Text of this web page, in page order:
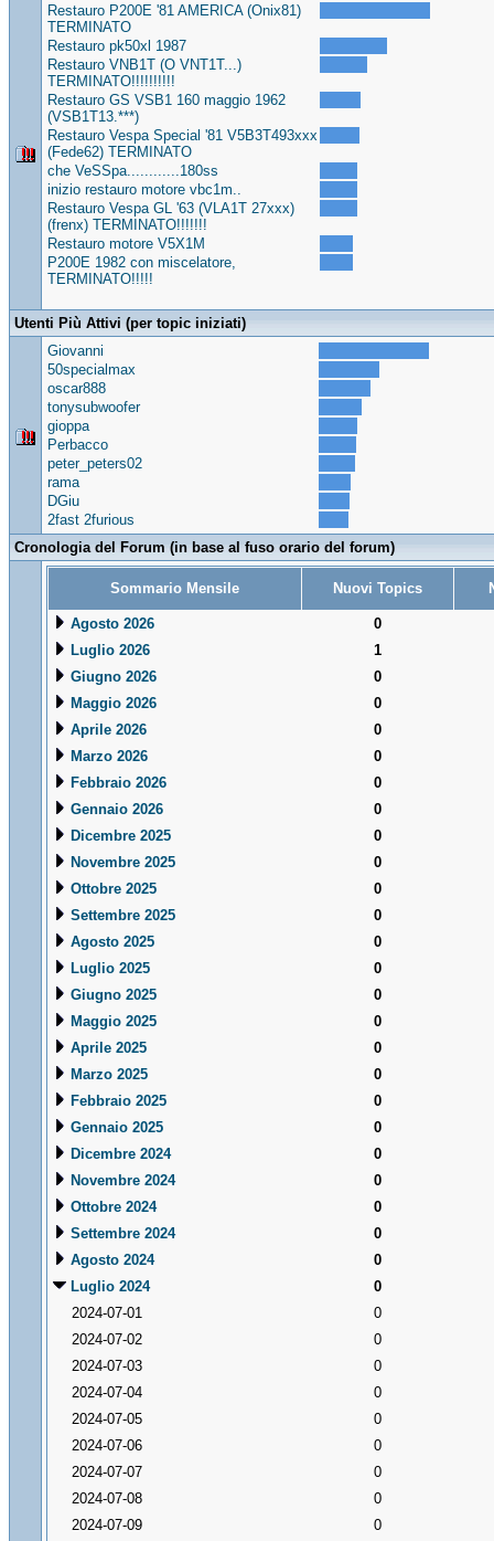
Restauro P200E '81 AMERICA (Onix81)
TERMINATO
Restauro pk50xl 1987
Restauro VNB1T (O VNT1T...)
TERMINATO!!!!!!!!!!
Restauro GS VSB1 160 maggio 1962
(VSB1T13.***)
Restauro Vespa Special '81 V5B3T493xxx
(Fede62) TERMINATO
che VeSSpa............180ss
inizio restauro motore vbc1m..
Restauro Vespa GL '63 (VLA1T 27xxx)
(frenx) TERMINATO!!!!!!!
Restauro motore V5X1M
P200E 1982 con miscelatore,
TERMINATO!!!!!
Utenti Più Attivi (per topic iniziati)
Giovanni
50specialmax
oscar888
tonysubwoofer
gioppa
Perbacco
peter_peters02
rama
DGiu
2fast 2furious
Cronologia del Forum (in base al fuso orario del forum)
Sommario Mensile Nuovi Topics
Agosto 2026
0
Luglio 2026
1
Giugno 2026
0
Maggio 2026
0
Aprile 2026
0
Marzo 2026
0
Febbraio 2026
0
Gennaio 2026
0
Dicembre 2025
0
Novembre 2025
0
Ottobre 2025
0
Settembre 2025
0
Agosto 2025
0
Luglio 2025
0
Giugno 2025
0
Maggio 2025
0
Aprile 2025
0
Marzo 2025
0
Febbraio 2025
0
Gennaio 2025
0
Dicembre 2024
0
Novembre 2024
0
Ottobre 2024
0
Settembre 2024
0
Agosto 2024
0
Luglio 2024
0
2024-07-01
0
2024-07-02
0
2024-07-03
0
2024-07-04
0
2024-07-05
0
2024-07-06
0
2024-07-07
0
2024-07-08
0
2024-07-09
0